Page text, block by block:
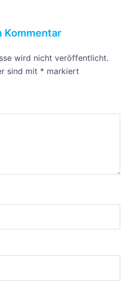
Kommentar
wird nicht veröffentlicht.
sind mit * markiert